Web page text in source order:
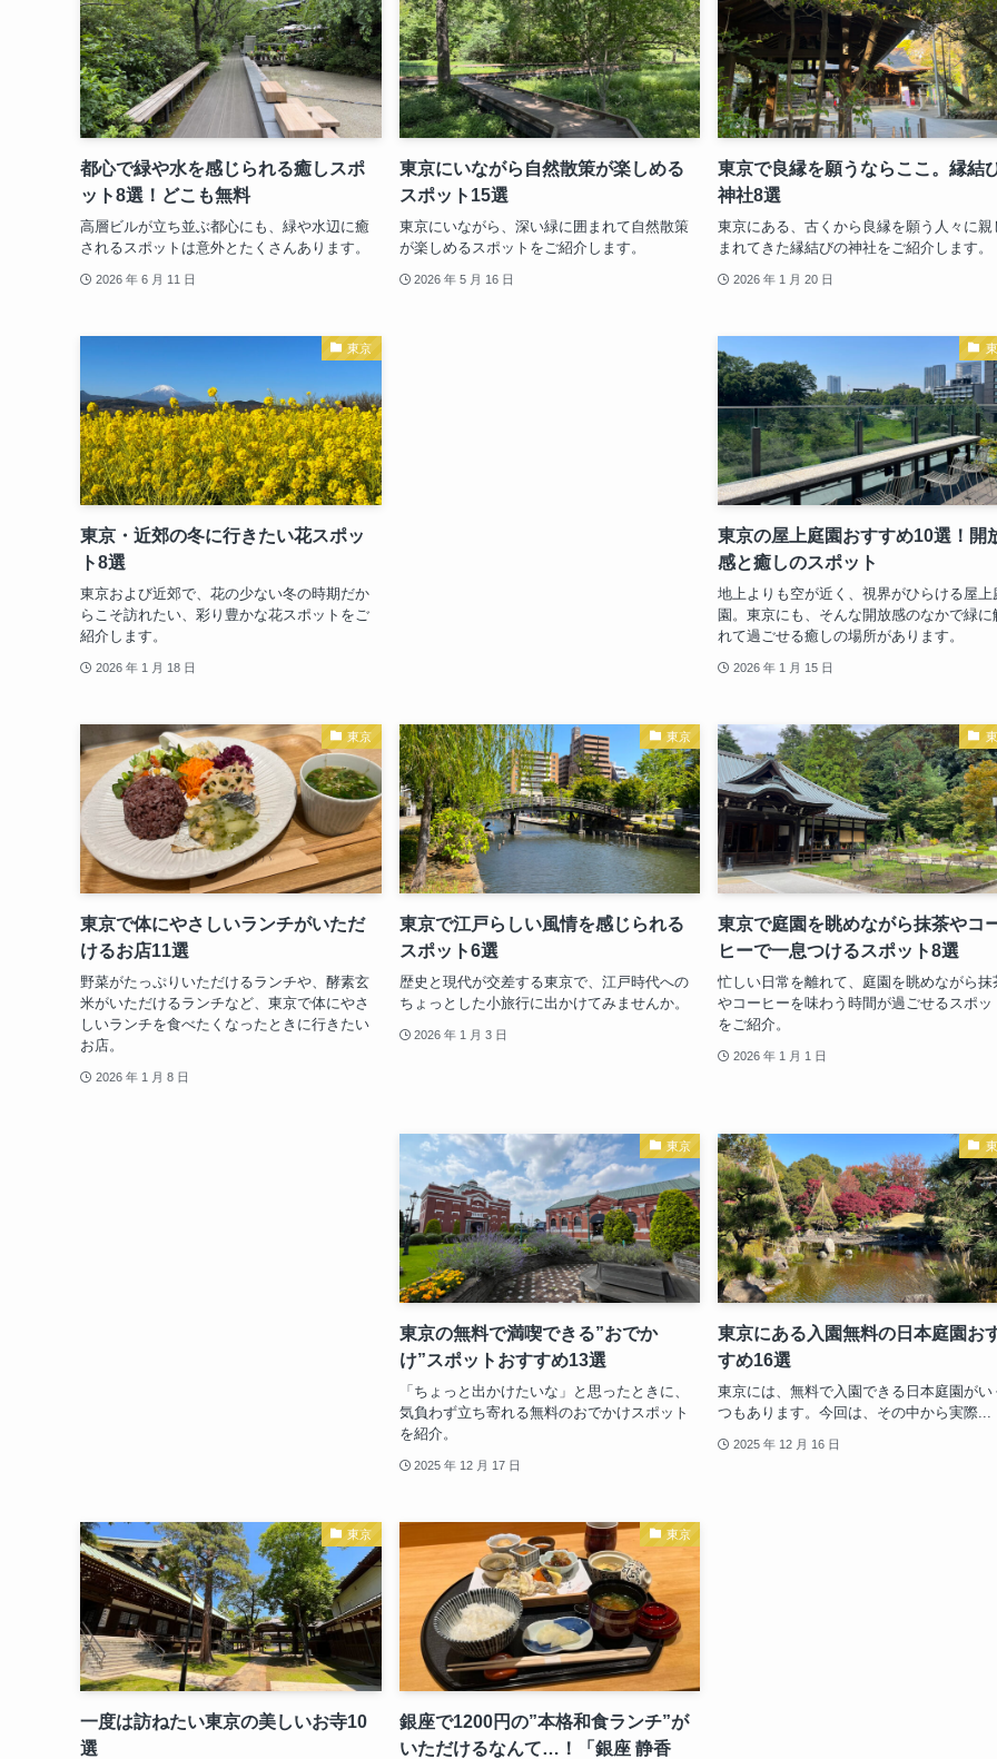
都心で緑や水を感じられる癒しスポ
ット8選！どこも無料
高層ビルが立ち並ぶ都心にも、緑や水辺に癒
されるスポットは意外とたくさんあります。
2026 年 6 月 11 日
東京にいながら自然散策が楽しめる
スポット15選
東京にいながら、深い緑に囲まれて自然散策
が楽しめるスポットをご紹介します。
2026 年 5 月 16 日
東京で良縁を願うならここ。縁結
神社8選
東京にある、古くから良縁を願う人々に親
まれてきた縁結びの神社をご紹介します。
2026 年 1 月 20 日
東京
東京・近郊の冬に行きたい花スポッ
ト8選
東京および近郊で、花の少ない冬の時期だか
らこそ訪れたい、彩り豊かな花スポットをご
紹介します。
2026 年 1 月 18 日
東京の屋上庭園おすすめ10選！開
感と癒しのスポット
地上よりも空が近く、視界がひらける屋上
園。東京にも、そんな開放感のなかで緑に
れて過ごせる癒しの場所があります。
2026 年 1 月 15 日
東京
東京で体にやさしいランチがいただ
けるお店11選
野菜がたっぷりいただけるランチや、酵素玄
米がいただけるランチなど、東京で体にやさ
しいランチを食べたくなったときに行きたい
お店。
2026 年 1 月 8 日
東京
東京で江戸らしい風情を感じられる
スポット6選
歴史と現代が交差する東京で、江戸時代への
ちょっとした小旅行に出かけてみませんか。
2026 年 1 月 3 日
東京で庭園を眺めながら抹茶やコ
ヒーで一息つけるスポット8選
忙しい日常を離れて、庭園を眺めながら抹
やコーヒーを味わう時間が過ごせるスポッ
をご紹介。
2026 年 1 月 1 日
東京
東京の無料で満喫できる”おでか
け”スポットおすすめ13選
「ちょっと出かけたいな」と思ったときに、
気負わず立ち寄れる無料のおでかけスポット
を紹介。
2025 年 12 月 17 日
東京にある入園無料の日本庭園お
すめ16選
東京には、無料で入園できる日本庭園がい
つもあります。今回は、その中から実際...
2025 年 12 月 16 日
東京
一度は訪ねたい東京の美しいお寺10
選
東京
銀座で1200円の”本格和食ランチ”が
いただけるなんて…！「銀座 静香